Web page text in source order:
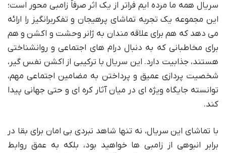
سریال همه ما مرده ایم فراتر از یک اثر صرفاً زامبی محور است؛
این مجموعه یک تجربه تماشای پرهیجان و تفکربرانگیز را ارائه
می دهد که هم برای علاقه مندان به ژانر وحشت و اکشن و هم
برای مخاطبانی که به دنبال درام های اجتماعی و روانشناختی
هستند، جذابیت دارد. این سریال با ترکیبی از اکشن نفس گیر،
شخصیت پردازی عمیق و پرداختن به مضامین اجتماعی مهم،
توانسته جایگاه ویژه ای در میان آثار کره ای و حتی جهانی پیدا
کند.
با تماشای این سریال، نه تنها شاهد نبردی بی امان برای بقا در
برابر انبوهی از زامبی ها خواهید بود، بلکه به عمق روابط